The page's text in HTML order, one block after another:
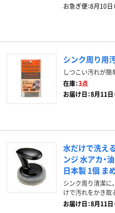
お急ぎ便：8月10日
シンク周り用
しつこい汚れが簡
在庫：3点
お届け日：8月11日
水だけで洗え
ンジ 水アカ・
日本製 1個 ま
シンク周り清潔に
けで汚れをかき取
お届け日：8月11日